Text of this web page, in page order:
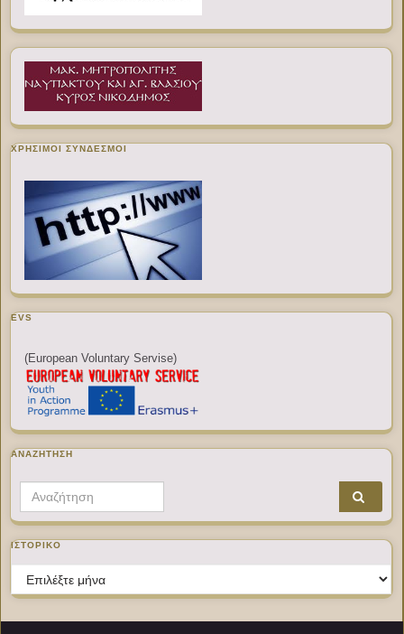
ΧΡΉΣΙΜΟΙ ΣΎΝΔΕΣΜΟΙ
EVS
(European Voluntary Servise)
ΑΝΑΖΉΤΗΣΗ
Search for:
ΙΣΤΟΡΙΚΌ
Ιστορικό